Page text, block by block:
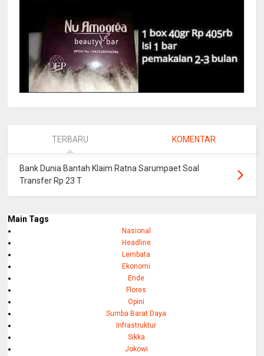
TERBARU KOMENTAR
Bank Dunia Bantah Klaim Ratna Sarumpaet Soal
Transfer Rp 23 T
Main Tags
Nasional
Headline
Lembata
Ekonomi
Ende
Flores
Opini
Sumba Barat Daya
Infrastruktur
Sikka
Jokowi